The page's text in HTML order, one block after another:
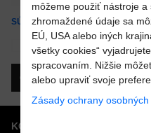
SÚHLAS SO SPRACOVANÍM
Áno
Odoslať
KONTAKTY
môžeme použiť nástroje
zhromaždené údaje sa
EÚ, USA alebo iných
všetky cookies“
spracovaním. Nižšie
alebo upraviť svoje
Zásady ochrany